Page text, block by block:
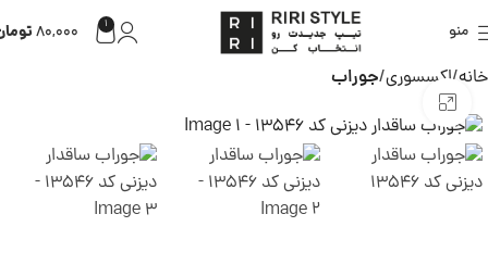
منو 1
80,000
خانه اکسسوری جوراب